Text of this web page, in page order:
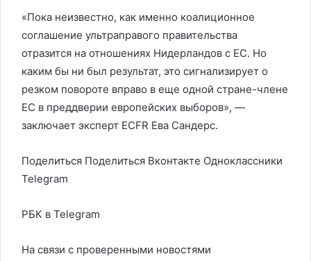
«Пока неизвестно, как именно коалиционное
соглашение ультраправого правительства
отразится на отношениях Нидерландов с ЕС. Но
каким бы ни был результат, это сигнализирует о
резком повороте вправо в еще одной стране-члене
ЕС в преддверии европейских выборов», —
заключает эксперт ECFR Ева Сандерс.
Поделиться Поделиться Вконтакте Одноклассники
Telegram
РБК в Telegram
На связи с проверенными новостями